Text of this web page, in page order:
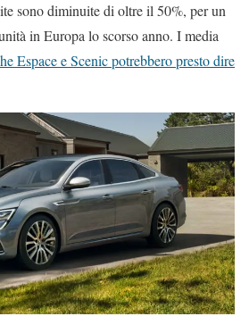
sono diminuite di oltre il 50%, per un
in Europa lo scorso anno. I media
Espace e Scenic potrebbero presto dire